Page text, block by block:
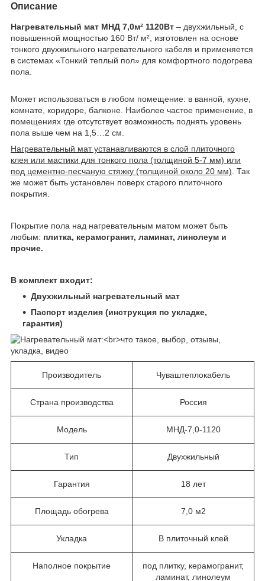
Описание
Нагревательный мат МНД 7,0м² 1120Вт – двухжильный, с
повышенной мощностью 160 Вт/ м², изготовлен на основе
тонкого двухжильного нагревательного кабеля и применяется
в системах «Тонкий теплый пол» для комфортного подогрева
пола.
Может использоваться в любом помещение: в ванной, кухне,
комнате, коридоре, балконе. Наиболее частое применение, в
помещениях где отсутствует возможность поднять уровень
пола выше чем на 1,5…2 см.
Нагревательный мат устанавливаются в слой плиточного
клея или мастики для тонкого пола (толщиной 5-7 мм) или
под цементно-песчаную стяжку (толщиной около 20 мм) . Так
же может быть установлен поверх старого плиточного
покрытия.
Покрытие пола над нагревательным матом может быть
любым: плитка, керамогранит, ламинат, линолеум и
прочие.
В комплект входит:
Двухжильный нагревательный мат
Паспорт изделия (инструкция по укладке,
гарантия)
Производитель Чуваштеплокабель
Страна производства Россия
Модель МНД-7,0-1120
Тип Двухжильный
Гарантия 18 лет
Площадь обогрева 7,0 м2
Укладка В плиточный клей
Наполное покрытие
под плитку, керамогранит,
ламинат, линолеум